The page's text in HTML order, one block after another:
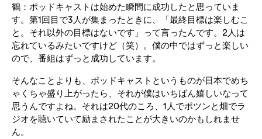
鶴：ポッドキャストは始めた瞬間に成功したと思っていま
す。第1回目で3人が集まったときに、「最終目標は楽しむこ
と。それ以外の目標はないです」って言ったんです。2人は
忘れているみたいですけど（笑）。僕の中ではずっと楽しい
ので、番組はずっと成功しています。
そんなことよりも、ポッドキャストというものが日本でめち
ゃくちゃ盛り上がったら、それが僕はいちばん嬉しいなって
思うんですよね。それは20代のころ、1人でポツンと畑でラ
ジオを聴いていて励まされたことが大きいのかもしれませ
ん。